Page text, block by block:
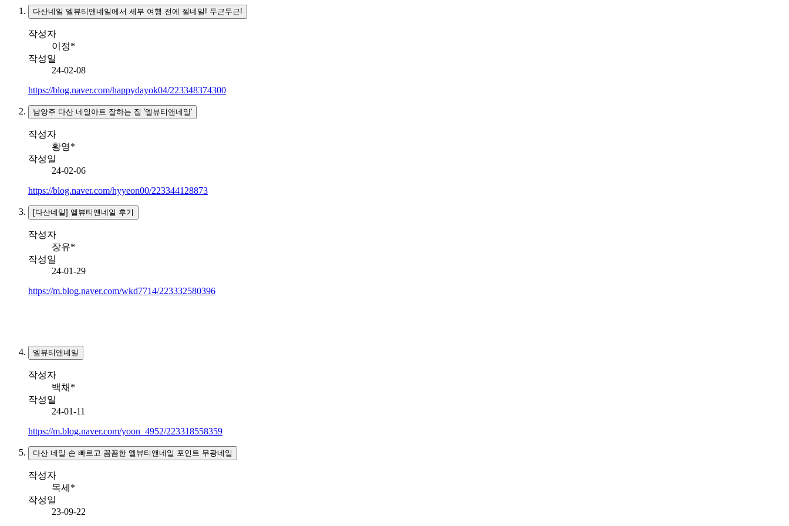
다산네일 엘뷰티앤네일에서 세부 여행 전에 젤네일! 두근두근!
작성자
이정*
작성일
24-02-08
https://blog.naver.com/happydayok04/223348374300
남양주 다산 네일아트 잘하는 집 '엘뷰티앤네일'
작성자
황영*
작성일
24-02-06
https://blog.naver.com/hyyeon00/223344128873
[다산네일] 엘뷰티앤네일 후기
작성자
장유*
작성일
24-01-29
https://m.blog.naver.com/wkd7714/223332580396
엘뷰티앤네일
작성자
백채*
작성일
24-01-11
https://m.blog.naver.com/yoon_4952/223318558359
다산 네일 손 빠르고 꼼꼼한 엘뷰티앤네일 포인트 무광네일
작성자
목세*
작성일
23-09-22